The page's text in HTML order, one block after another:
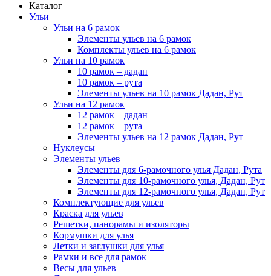
Каталог
Ульи
Ульи на 6 рамок
Элементы ульев на 6 рамок
Комплекты ульев на 6 рамок
Ульи на 10 рамок
10 рамок – дадан
10 рамок – рута
Элементы ульев на 10 рамок Дадан, Рут
Ульи на 12 рамок
12 рамок – дадан
12 рамок – рута
Элементы ульев на 12 рамок Дадан, Рут
Нуклеусы
Элементы ульев
Элементы для 6-рамочного улья Дадан, Рута
Элементы для 10-рамочного улья, Дадан, Рут
Элементы для 12-рамочного улья, Дадан, Рут
Комплектующие для ульев
Краска для ульев
Решетки, панорамы и изоляторы
Кормушки для улья
Летки и заглушки для улья
Рамки и все для рамок
Весы для ульев